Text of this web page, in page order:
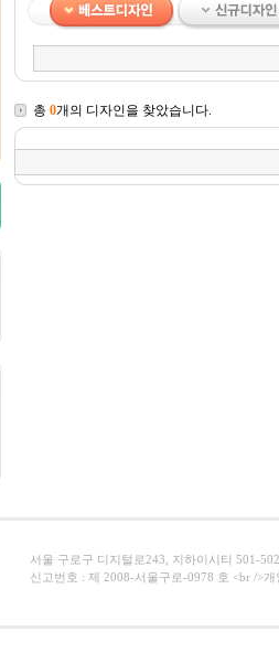
총 0개의 디자인을 찾았습니다.
서울 구로구 디지털로243, 지하이시티 501-
신고번호 : 제 2008-서울구로-0978 호 <br />